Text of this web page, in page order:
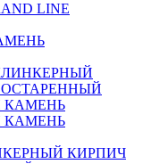
LINE
КАМЕНЬ
КАМЕНЬ
КИРПИЧ